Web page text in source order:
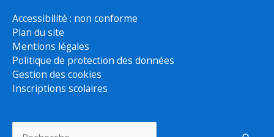
Accessibilité : non conforme
Plan du site
Mentions légales
Politique de protection des données
Gestion des cookies
Inscriptions scolaires